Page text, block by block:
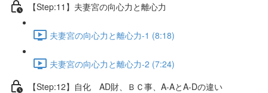
【Step:11】夫妻宮の向心力と離心力
夫妻宮の向心力と離心力-1 (8:18)
夫妻宮の向心力と離心力-2 (7:24)
【Step:12】自化 AD財、ＢＣ事、A-AとA-Dの違い